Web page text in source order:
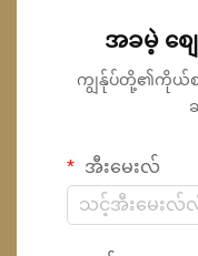
အခမဲ့ စျ
ကျွန်ုပ်တို့၏ကိုယ်စ
အီးမေးလ်